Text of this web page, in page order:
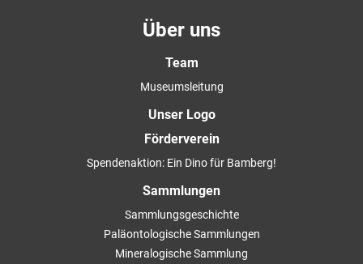
Über uns
Team
Museumsleitung
Unser Logo
Förderverein
Spendenaktion: Ein Dino für Bamberg!
Sammlungen
Sammlungsgeschichte
Paläontologische Sammlungen
Mineralogische Sammlung